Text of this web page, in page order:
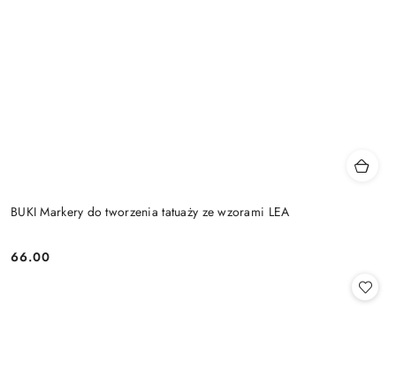
BUKI Markery do tworzenia tatuaży ze wzorami LEA
Cena:
66.00